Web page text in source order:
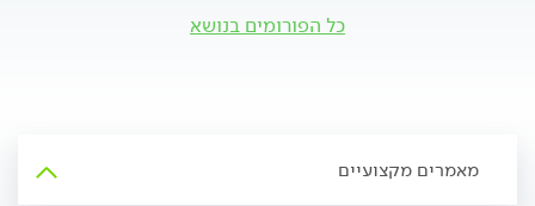
כל הפורומים בנושא
מאמרים מקצועיים